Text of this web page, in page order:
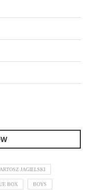
JAGIELSKI
BOX BOYS